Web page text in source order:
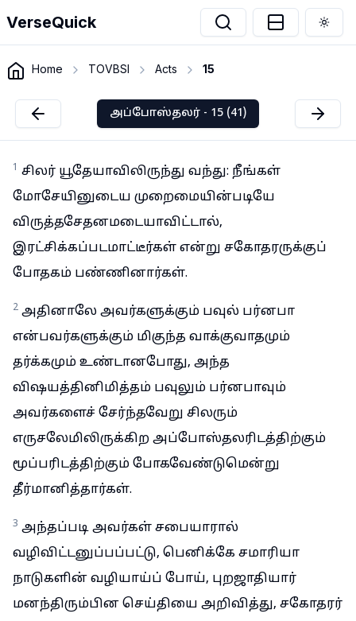
VerseQuick
Home TOVBSI Acts 15
அப்போஸ்தலர் - 15 (41)
1 சிலர் யூதேயாவிலிருந்து வந்து: நீங்கள்
மோசேயினுடைய முறைமையின்படியே
விருத்தசேதனமடையாவிட்டால்,
இரட்சிக்கப்படமாட்டீர்கள் என்று சகோதரருக்குப்
போதகம் பண்ணினார்கள்.
2 அதினாலே அவர்களுக்கும் பவுல் பர்னபா
என்பவர்களுக்கும் மிகுந்த வாக்குவாதமும்
தர்க்கமும் உண்டானபோது, அந்த
விஷயத்தினிமித்தம் பவுலும் பர்னபாவும்
அவர்களைச் சேர்ந்தவேறு சிலரும்
எருசலேமிலிருக்கிற அப்போஸ்தலரிடத்திற்கும்
மூப்பரிடத்திற்கும் போகவேண்டுமென்று
தீர்மானித்தார்கள்.
3 அந்தப்படி அவர்கள் சபையாரால்
வழிவிட்டனுப்பப்பட்டு, பெனிக்கே சமாரியா
நாடுகளின் வழியாய்ப் போய், புறஜாதியார்
மனந்திரும்பின செய்தியை அறிவித்து, சகோதரர்